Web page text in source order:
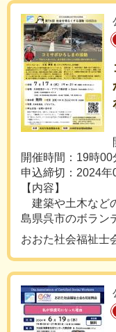
開催時間：19時00
申込締切：2024年
【内容】
建築や土木など
島県呉市のボラン
おおた社会福祉士